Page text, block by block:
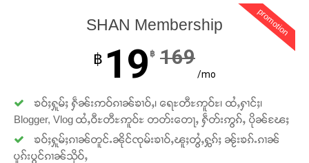
promotion
SHAN Membership
฿ 19 ฿ 169
/mo
ၶဝ်ႈႁူမ်ႈ ႁဵၼ်းဢဝ်ၵၢၼ်ၶၢဝ်ႇ၊ ရေႊတီႊဢူဝ်ႊ၊ ထႆႇႁၢင်ႈ၊
Blogger, Vlog ထႆႇဝီႊတီႊဢူဝ်ႊ တတ်းတေႃႇ ႁဵတ်းဢွၵ်ႇ ပိုၼ်ၽႄႈ
ၶဝ်ႈႁူမ်ႈၵၢၼ်တူင်ႉၼိုင်ၸုမ်းၶၢဝ်ႇၽူႈတွႆႇႁွၵ်ႈ ၼႂ်းၶၵ်ႉၵၢၼ်
ပူၵ်းပွင်ၵၢၼ်သိုဝ်ႇ